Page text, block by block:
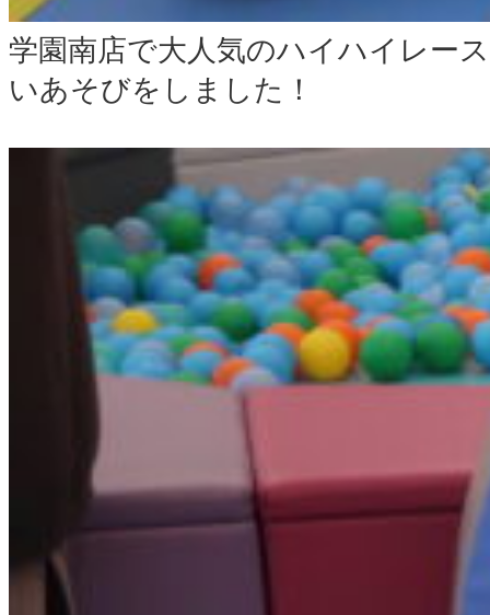
学園南店で大人気のハイハイレー
いあそびをしました！